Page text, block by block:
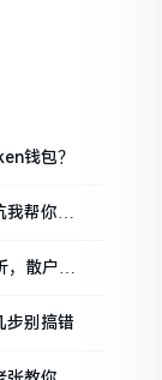
钱包？
我帮你趟
，散户如
步别搞错